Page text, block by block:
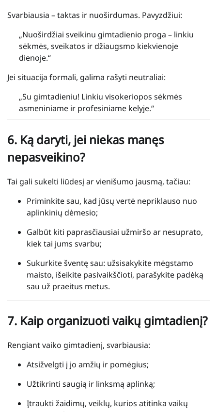
Svarbiausia – taktas ir nuoširdumas. Pavyzdžiui:
„Nuoširdžiai sveikinu gimtadienio proga – linkiu
sėkmės, sveikatos ir džiaugsmo kiekvienoje
dienoje.“
Jei situacija formali, galima rašyti neutraliai:
„Su gimtadieniu! Linkiu visokeriopos sėkmės
asmeniniame ir profesiniame kelyje.“
6. Ką daryti, jei niekas manęs
nepasveikino?
Tai gali sukelti liūdesį ar vienišumo jausmą, tačiau:
Priminkite sau, kad jūsų vertė nepriklauso nuo
aplinkinių dėmesio;
Galbūt kiti paprasčiausiai užmiršo ar nesuprato,
kiek tai jums svarbu;
Sukurkite šventę sau: užsisakykite mėgstamo
maisto, išeikite pasivaikščioti, parašykite padėką
sau už praeitus metus.
7. Kaip organizuoti vaikų gimtadienį?
Rengiant vaiko gimtadienį, svarbiausia:
Atsižvelgti į jo amžių ir pomėgius;
Užtikrinti saugią ir linksmą aplinką;
Įtraukti žaidimų, veiklų, kurios atitinka vaikų